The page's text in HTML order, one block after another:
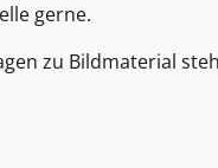
gerne.
zu Bildmaterial